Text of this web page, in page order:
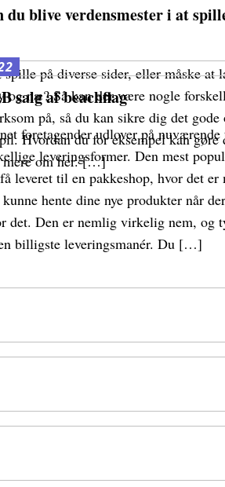
du blive verdensmester i at
spille på diverse sider, eller måske at
og næ? Så kan der være nogle
på, så du kan sikre dig det gode
Hvordan du for eksempel kan gøre
om her. […]
salg af beachflag
foretagender udlover på
leveringsformer. Den mest
leveret til en pakkeshop, hvor det er
hente dine nye produkter når
det. Den er nemlig virkelig nem, og
billigste leveringsmanér. Du […]